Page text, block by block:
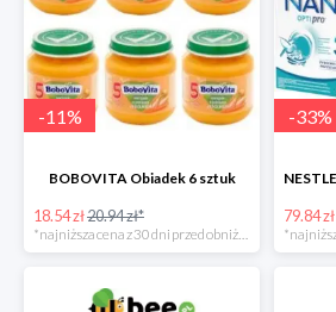
-11%
BOBOVITA Obiadek 6 sztuk
18.54 zł20.94 zł*
-33%
79.84 zł